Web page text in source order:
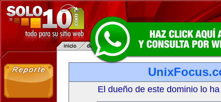
El dueño de este dominio lo